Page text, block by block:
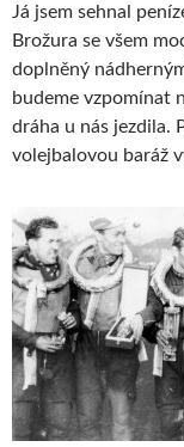
Já jsem sehnal
Brožura se všem
doplněný
budeme vzpomínat
dráha u nás jezdila.
volejbalovou baráž